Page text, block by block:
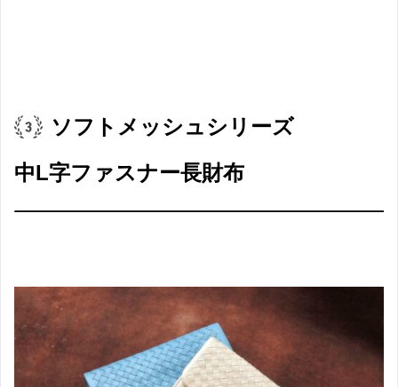
ソフトメッシュシリーズ
中L字ファスナー長財布